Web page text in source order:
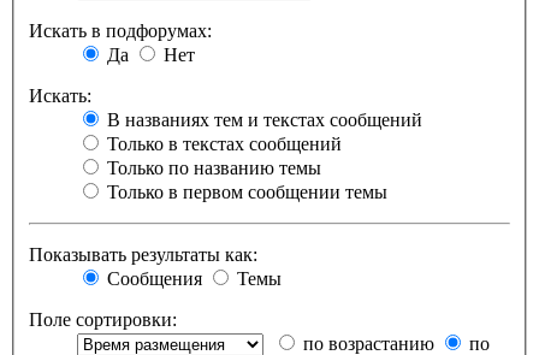
Искать в подфорумах:
Да
Нет
Искать:
В названиях тем и текстах сообщений
Только в текстах сообщений
Только по названию темы
Только в первом сообщении темы
Показывать результаты как:
Сообщения
Темы
Поле сортировки:
по возрастанию
по